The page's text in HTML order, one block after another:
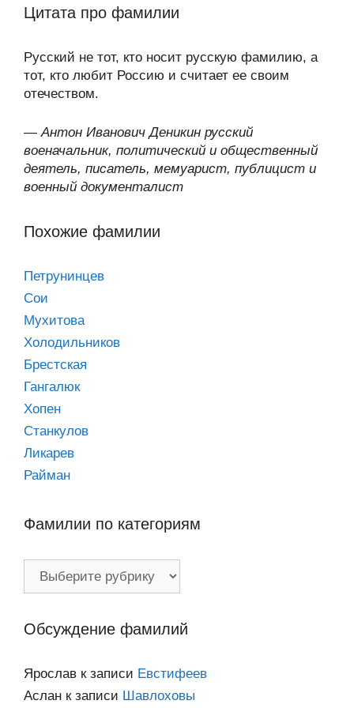
Цитата про фамилии
Русский не тот, кто носит русскую фамилию, а
тот, кто любит Россию и считает ее своим
отечеством.
— Антон Иванович Деникин русский
военачальник, политический и общественный
деятель, писатель, мемуарист, публицист и
военный документалист
Похожие фамилии
Петрунинцев
Сои
Мухитова
Холодильников
Брестская
Гангалюк
Хопен
Станкулов
Ликарев
Райман
Фамилии по категориям
Обсуждение фамилий
Ярослав к записи Евстифеев
Аслан к записи Шавлоховы